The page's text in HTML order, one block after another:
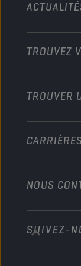
Moto et
Industrie
Marine
Véhicules
Motos
Poids lourds
TROUVEZ
TROUVER
NOUS
+32 3 870
SUIVEZ-